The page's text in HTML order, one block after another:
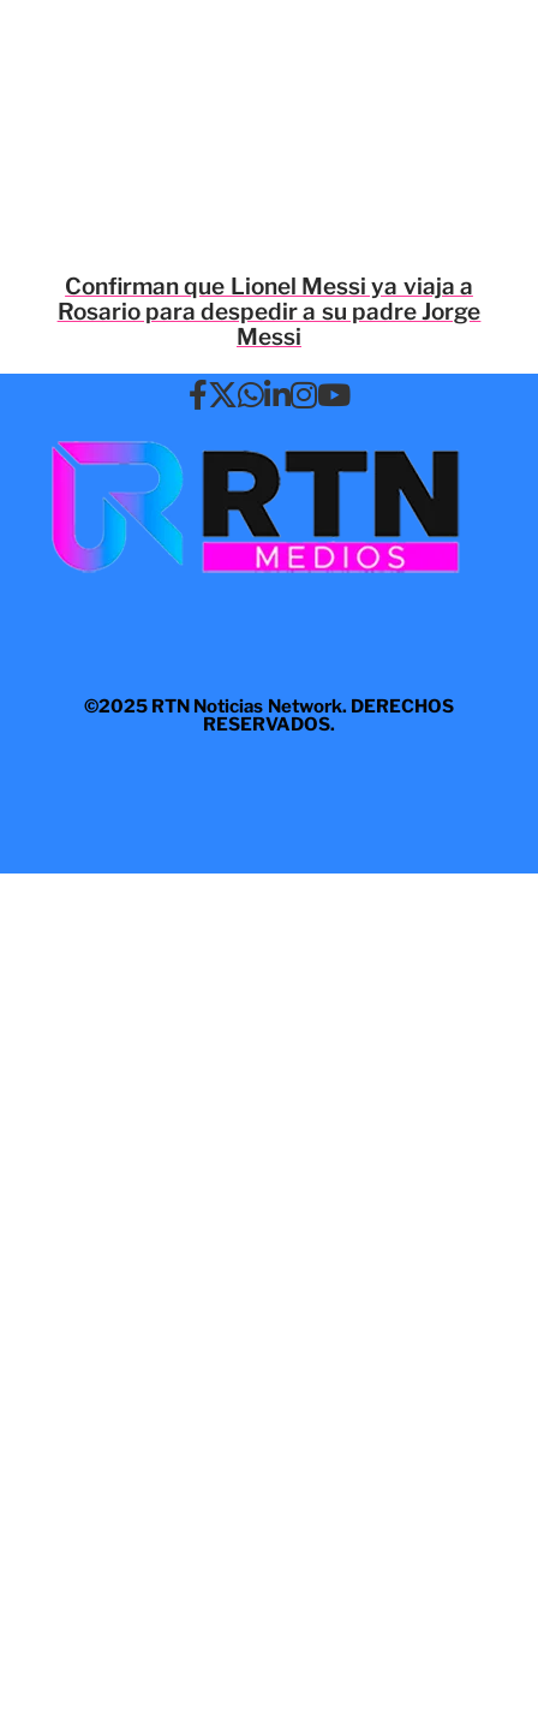
Confirman que Lionel Messi ya viaja a
Rosario para despedir a su padre Jorge
Messi
©2025 RTN Noticias Network. DERECHOS
RESERVADOS.